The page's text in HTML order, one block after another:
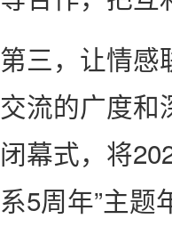
第三，让情感
交流的广度和
闭幕式，将
系5周年”主